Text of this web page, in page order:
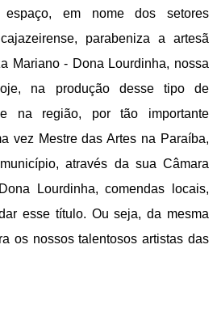
espaço, em nome dos setores
parabeniza a artesã
Mariano - Dona Lourdinha, nossa
na produção desse tipo de
na região, por tão importante
vez Mestre das Artes na Paraíba,
através da sua Câmara
Lourdinha, comendas locais,
esse título. Ou seja, da mesma
os nossos talentosos artistas das